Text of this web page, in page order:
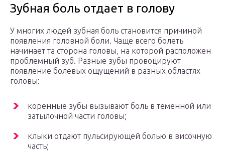
Зубная боль отдает в голову
У многих людей зубная боль становится причиной
появления головной боли. Чаще всего болеть
начинает та сторона головы, на которой расположен
проблемный зуб. Разные зубы провоцируют
появление болевых ощущений в разных областях
головы:
коренные зубы вызывают боль в теменной или
затылочной части головы;
клыки отдают пульсирующей болью в височную
часть;